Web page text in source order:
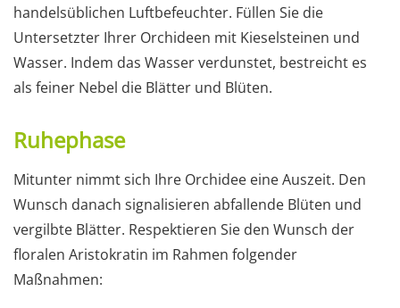
handelsüblichen Luftbefeuchter. Füllen Sie die
Untersetzter Ihrer Orchideen mit Kieselsteinen und
Wasser. Indem das Wasser verdunstet, bestreicht es
als feiner Nebel die Blätter und Blüten.
Ruhephase
Mitunter nimmt sich Ihre Orchidee eine Auszeit. Den
Wunsch danach signalisieren abfallende Blüten und
vergilbte Blätter. Respektieren Sie den Wunsch der
floralen Aristokratin im Rahmen folgender
Maßnahmen: